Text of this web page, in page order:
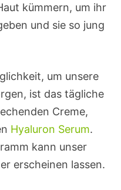
kümmern, um ihr
und sie so jung
um unsere
ist das tägliche
Creme,
Hyaluron Serum.
kann unser
erscheinen lassen.